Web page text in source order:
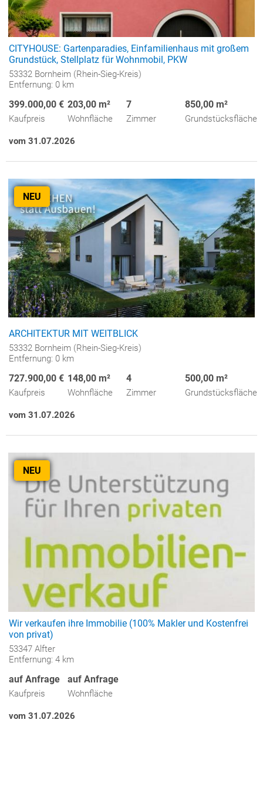
CITYHOUSE: Gartenparadies, Einfamilienhaus mit großem
Grundstück, Stellplatz für Wohnmobil, PKW
53332 Bornheim (Rhein-Sieg-Kreis)
Entfernung: 0 km
399.000,00 €
Kaufpreis
203,00 m²
Wohnfläche
7
Zimmer
850,00 m²
Grundstücksfläche
vom 31.07.2026
NEU
ARCHITEKTUR MIT WEITBLICK
53332 Bornheim (Rhein-Sieg-Kreis)
Entfernung: 0 km
727.900,00 €
Kaufpreis
148,00 m²
Wohnfläche
4
Zimmer
500,00 m²
Grundstücksfläche
vom 31.07.2026
NEU
Wir verkaufen ihre Immobilie (100% Makler und Kostenfrei
von privat)
53347 Alfter
Entfernung: 4 km
auf Anfrage
Kaufpreis
auf Anfrage
Wohnfläche
vom 31.07.2026